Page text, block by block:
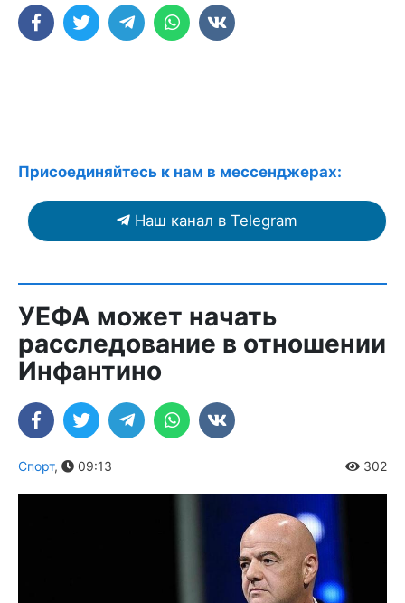
Присоединяйтесь к нам в мессенджерах:
Наш канал в Telegram
УЕФА может начать
расследование в отношении
Инфантино
Спорт, 09:13 302